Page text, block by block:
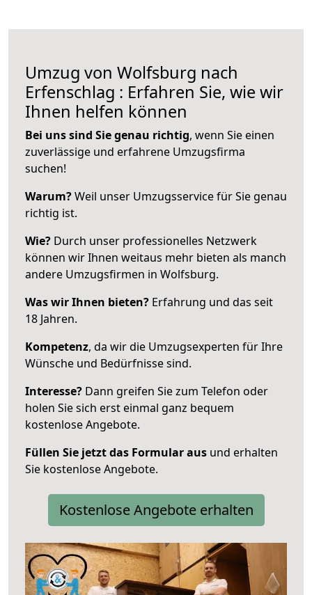
Umzug von Wolfsburg nach
Erfenschlag : Erfahren Sie, wie wir
Ihnen helfen können
Bei uns sind Sie genau richtig, wenn Sie einen
zuverlässige und erfahrene Umzugsfirma
suchen!
Warum?Weil unser Umzugsservice für Sie genau
richtig ist.
Wie? Durch unser professionelles Netzwerk
können wir Ihnen weitaus mehr bieten als manch
andere Umzugsfirmen in Wolfsburg.
Was wir Ihnen bieten? Erfahrung und das seit
18 Jahren.
Kompetenz, da wir die Umzugsexperten für Ihre
Wünsche und Bedürfnisse sind.
Interesse? Dann greifen Sie zum Telefon oder
holen Sie sich erst einmal ganz bequem
kostenlose Angebote.
Füllen Sie jetzt das Formular aus und erhalten
Sie kostenlose Angebote.
Kostenlose Angebote erhalten